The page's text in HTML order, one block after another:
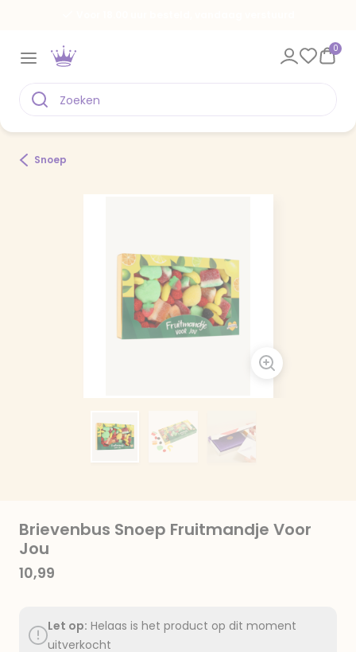
0
Snoep
Brievenbus Snoep Fruitmandje Voor
Jou
10,99
Let op: Helaas is het product op dit moment
uitverkocht